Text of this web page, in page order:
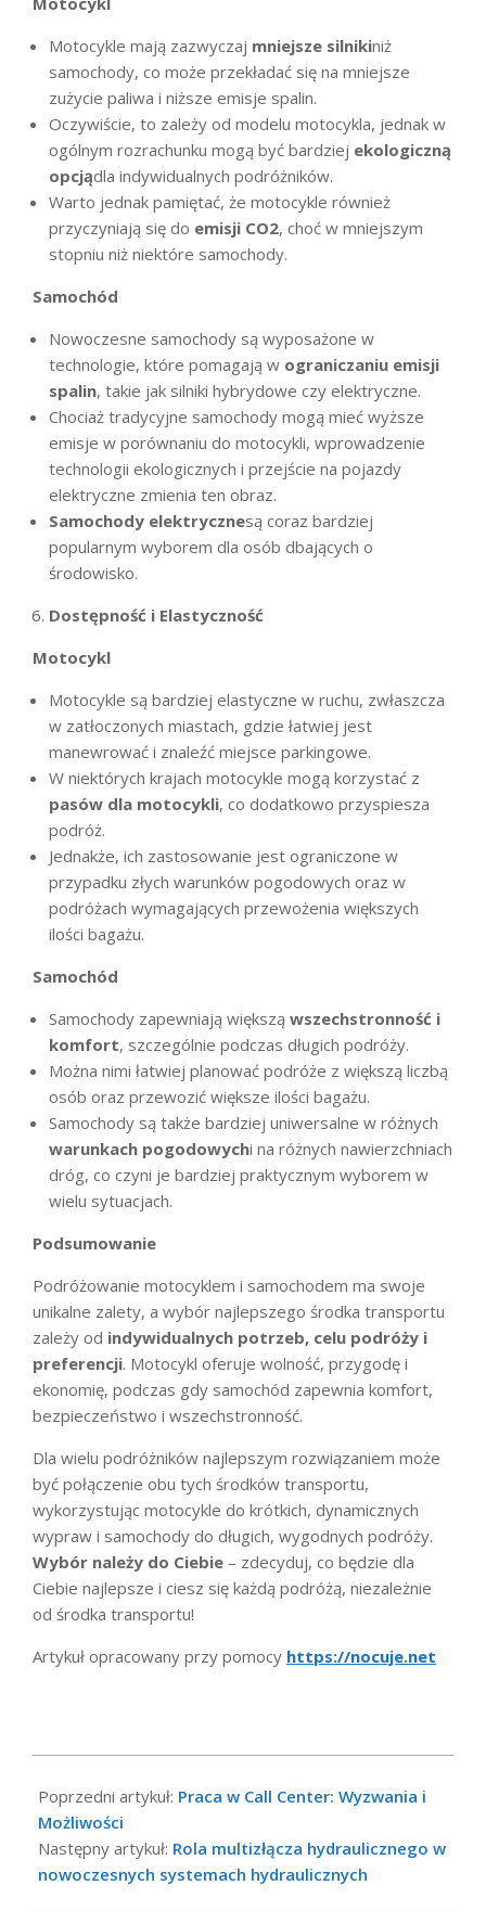
Motocykle mają zazwyczaj mniejsze silnikiniż
samochody, co może przekładać się na mniejsze
zużycie paliwa i niższe emisje spalin.
Oczywiście, to zależy od modelu motocykla, jednak w
ogólnym rozrachunku mogą być bardziej ekologiczną
opcjądla indywidualnych podróżników.
Warto jednak pamiętać, że motocykle również
przyczyniają się do emisji CO2, choć w mniejszym
stopniu niż niektóre samochody.
Samochód
Nowoczesne samochody są wyposażone w
technologie, które pomagają w ograniczaniu emisji
spalin, takie jak silniki hybrydowe czy elektryczne.
Chociaż tradycyjne samochody mogą mieć wyższe
emisje w porównaniu do motocykli, wprowadzenie
technologii ekologicznych i przejście na pojazdy
elektryczne zmienia ten obraz.
Samochody elektrycznesą coraz bardziej
popularnym wyborem dla osób dbających o
środowisko.
Dostępność i Elastyczność
Motocykl
Motocykle są bardziej elastyczne w ruchu, zwłaszcza
w zatłoczonych miastach, gdzie łatwiej jest
manewrować i znaleźć miejsce parkingowe.
W niektórych krajach motocykle mogą korzystać z
pasów dla motocykli, co dodatkowo przyspiesza
podróż.
Jednakże, ich zastosowanie jest ograniczone w
przypadku złych warunków pogodowych oraz w
podróżach wymagających przewożenia większych
ilości bagażu.
Samochód
Samochody zapewniają większą wszechstronność i
komfort, szczególnie podczas długich podróży.
Można nimi łatwiej planować podróże z większą liczbą
osób oraz przewozić większe ilości bagażu.
Samochody są także bardziej uniwersalne w różnych
warunkach pogodowychi na różnych nawierzchniach
dróg, co czyni je bardziej praktycznym wyborem w
wielu sytuacjach.
Podsumowanie
Podróżowanie motocyklem i samochodem ma swoje
unikalne zalety, a wybór najlepszego środka transportu
zależy od indywidualnych potrzeb, celu podróży i
preferencji. Motocykl oferuje wolność, przygodę i
ekonomię, podczas gdy samochód zapewnia komfort,
bezpieczeństwo i wszechstronność.
Dla wielu podróżników najlepszym rozwiązaniem może
być połączenie obu tych środków transportu,
wykorzystując motocykle do krótkich, dynamicznych
wypraw i samochody do długich, wygodnych podróży.
Wybór należy do Ciebie – zdecyduj, co będzie dla
Ciebie najlepsze i ciesz się każdą podróżą, niezależnie
od środka transportu!
Artykuł opracowany przy pomocy https://nocuje.net
07-
31
Poprzedni artykuł: Praca w Call Center: Wyzwania i
Możliwości
Następny artykuł: Rola multizłącza hydraulicznego w
nowoczesnych systemach hydraulicznych